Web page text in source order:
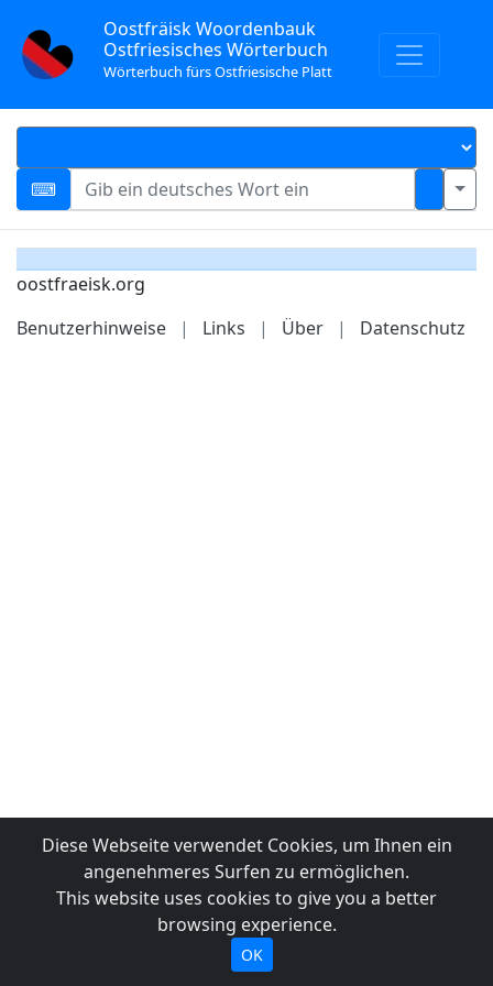
Oostfräisk Woordenbauk
Ostfriesisches Wörterbuch
Wörterbuch fürs Ostfriesische Platt
oostfraeisk.org
Benutzerhinweise
| Links | Über | Datenschutz
Diese Webseite verwendet Cookies, um Ihnen ein
angenehmeres Surfen zu ermöglichen.
This website uses cookies to give you a better
browsing experience.
OK